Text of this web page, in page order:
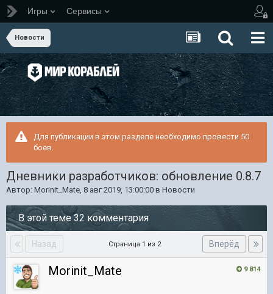
Игры Сервисы
Новости
Для публикации в этом разделе необходимо провести 50
боёв.
Дневники разработчиков: обновление 0.8.7
Автор: Morinit_Mate, 8 авг 2019, 13:00:00 в Новости
В этой теме 32 комментария
Назад Вперёд
Страница 1 из 2
9 814
Morinit_Mate